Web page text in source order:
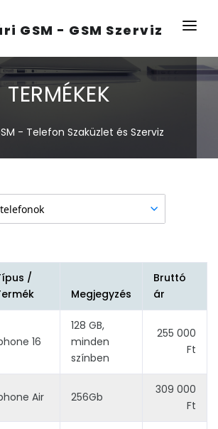
GSM - GSM Szerviz
TERMÉKEK
- Telefon Szaküzlet és Szerviz
/
Megjegyzés
Bruttó
ár
16
128 GB,
minden
színben
255 000
Ft
Air 256Gb
309 000
Ft